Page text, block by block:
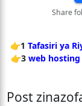
Share
👉1 Tafasiri ya
👉3 web hosting
Post